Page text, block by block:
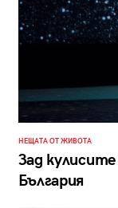
НЕЩАТА ОТ ЖИВОТА
Зад
България